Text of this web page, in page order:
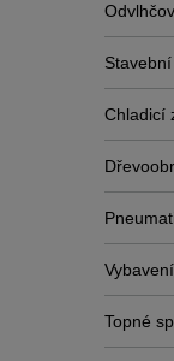
Chladicí
Topné